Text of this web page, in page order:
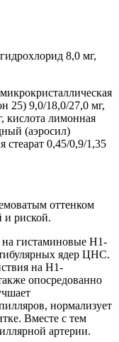
8,0 мг,
25) 9,0/18,0/27,0 мг,
кислота лимонная
(аэросил)
стеарат 0,45/0,9/1,35
оттенком
и риской.
на гистаминовые Н1-
ядер ЦНС.
на Н1-
опосредованно
нормализует
Вместе с тем
артерии.